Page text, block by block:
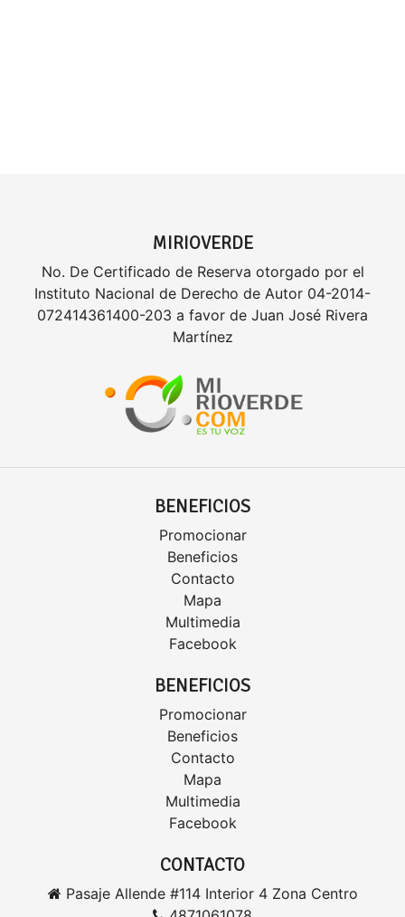
MIRIOVERDE
No. De Certificado de Reserva otorgado por el
Instituto Nacional de Derecho de Autor 04-2014-
072414361400-203 a favor de Juan José Rivera
Martínez
BENEFICIOS
Promocionar
Beneficios
Contacto
Mapa
Multimedia
Facebook
BENEFICIOS
Promocionar
Beneficios
Contacto
Mapa
Multimedia
Facebook
CONTACTO
Pasaje Allende #114 Interior 4 Zona Centro